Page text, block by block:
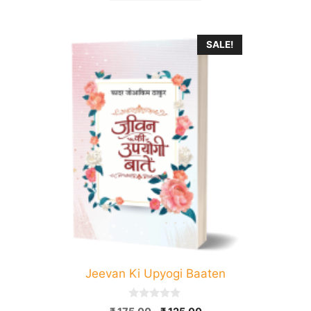
5
SALE!
Jeevan Ki Upyogi Baaten
0